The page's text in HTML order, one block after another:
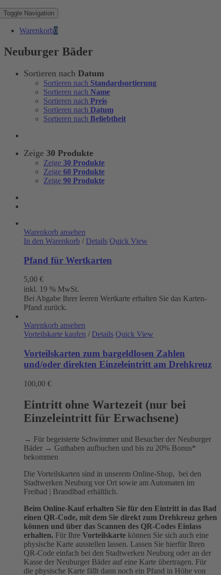
Toggle Navigation
Warenkorb0
Neuburger Bäder
Sortieren nach Datum
Sortieren nach Standardsortierung
Sortieren nach Name
Sortieren nach Preis
Sortieren nach Datum
Sortieren nach Beliebtheit
Zeige 30 Produkte
Zeige 30 Produkte
Zeige 60 Produkte
Zeige 90 Produkte
Warenkorb ansehen
In den Warenkorb / Details Quick View
Pfand für Wertkarten
5,00 €
inkl. 19 % MwSt.
Bei Abgabe Ihrer leeren Wertkarte erhalten Sie das Karten-
Pfand zurück.
Warenkorb ansehen
Vorteilskarte kaufen / Details Quick View
Vorteilskarten zum bargeldlosen Zahlen
und/oder direkten Einzeleintritt am Drehkreuz
100,00 €
Eintritt ohne Wartezeit (nur bei
Einzeleintritt für Erwachsene)
→ Für begeisterte Schwimmer und Besucher der Neuburger
Bäder → Guthaben aufbuchen und bis zu 20% Bonus*
bekommen
Die Vorteilskarten sind in unserem Online-Shop, bei den
Stadtwerken Neuburg vor Ort sowie am Automaten im
Freibad | Brandlbad erhältlich.
Beim Online-Kauf erhalten Sie für den Eintritt in das Bad
einen QR-Code, mit dem Sie direkt zum Drehkreuz gehen
können und über das Scannen des QR-Codes Einlass
erhalten. Für Ihre Vorteilskarte können Sie sich auch eine
physische Karte ausstellen lassen. Lassen Sie hierfür Ihren
QR-Code einfach bei den Stadtwerken Neuburg oder an der
Kasse der Neuburger Bäder auf eine Karte übertragen. Für
die physische Karte fällt dann noch ein Pfand in Höhe von